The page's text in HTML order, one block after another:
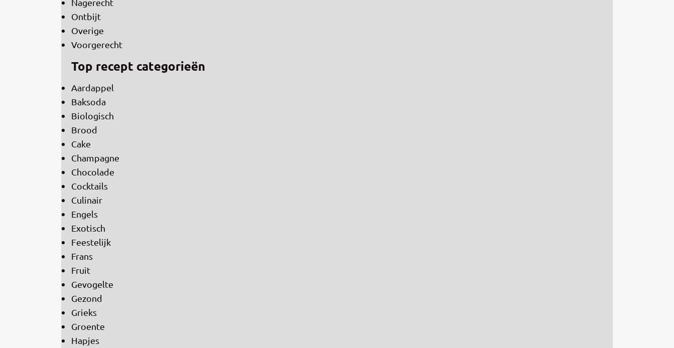
Ontbijt
Overige
Voorgerecht
Top recept categorieën
Aardappel
Baksoda
Biologisch
Brood
Cake
Champagne
Chocolade
Cocktails
Culinair
Engels
Exotisch
Feestelijk
Frans
Fruit
Gevogelte
Gezond
Grieks
Groente
Hapjes